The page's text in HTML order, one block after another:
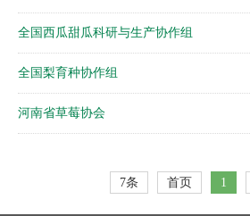
全国西瓜甜瓜科研与生产协作组
全国梨育种协作组
河南省草莓协会
7条 首页 1